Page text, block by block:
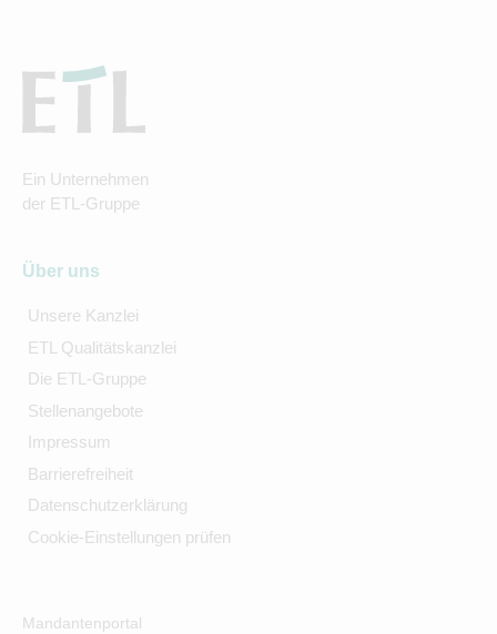
Ein Unternehmen
der ETL-Gruppe
Über uns
Unsere Kanzlei
ETL Qualitätskanzlei
Die ETL-Gruppe
Stellenangebote
Impressum
Barrierefreiheit
Datenschutzerklärung
Cookie-Einstellungen prüfen
Mandantenportal